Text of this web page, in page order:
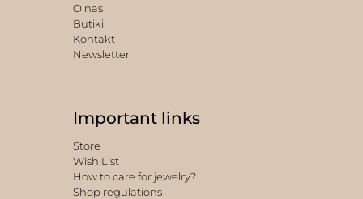
O nas
Butiki
Kontakt
Newsletter
Important links
Store
Wish List
How to care for jewelry?
Shop regulations